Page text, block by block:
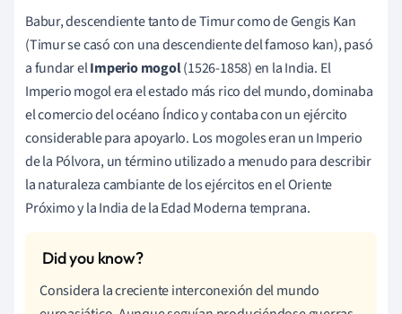
Babur, descendiente tanto de Timur como de Gengis Kan
(Timur se casó con una descendiente del famoso kan), pasó
a fundar elImperio mogol(1526-1858) en la India. El
Imperio mogol era el estado más rico del mundo, dominaba
el comercio del océano Índico y contaba con un ejército
considerable para apoyarlo. Los mogoles eran un Imperio
de la Pólvora, un término utilizado a menudo para describir
la naturaleza cambiante de los ejércitos en el Oriente
Próximo y la India de la Edad Moderna temprana.
Considera la creciente interconexión del mundo